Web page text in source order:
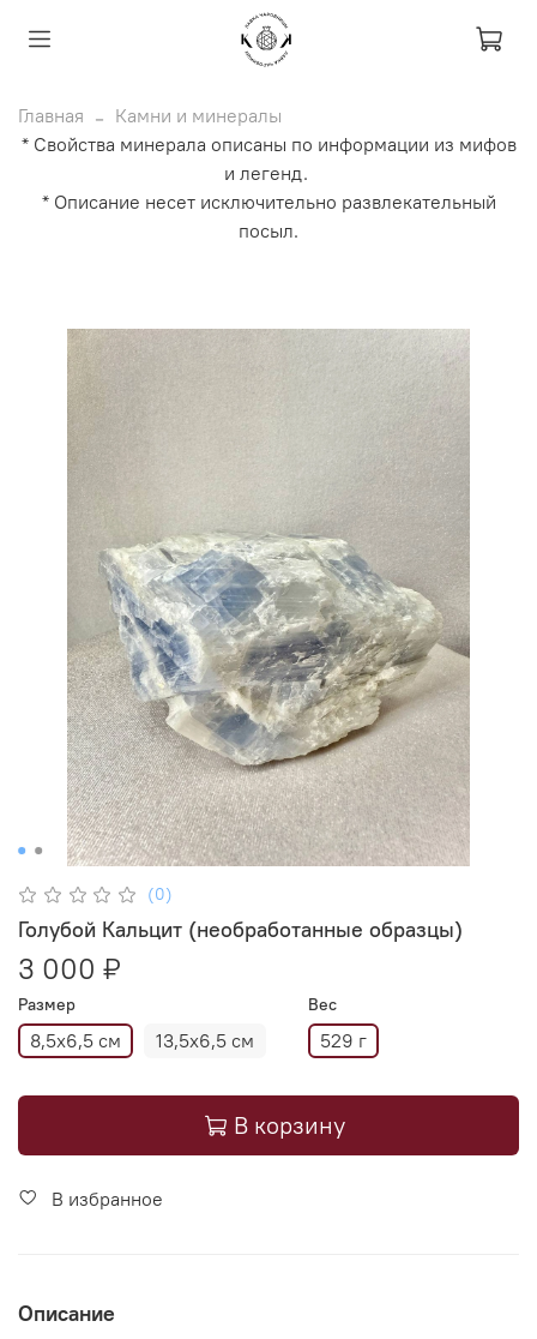
Главная
Камни и минералы
* Свойства минерала описаны по информации из мифов
и легенд.
* Описание несет исключительно развлекательный
посыл.
(0)
Голубой Кальцит (необработанные образцы)
3 000 ₽
Размер
8,5х6,5 см 13,5х6,5 см
Вес
529 г
В корзину
В избранное
Описание